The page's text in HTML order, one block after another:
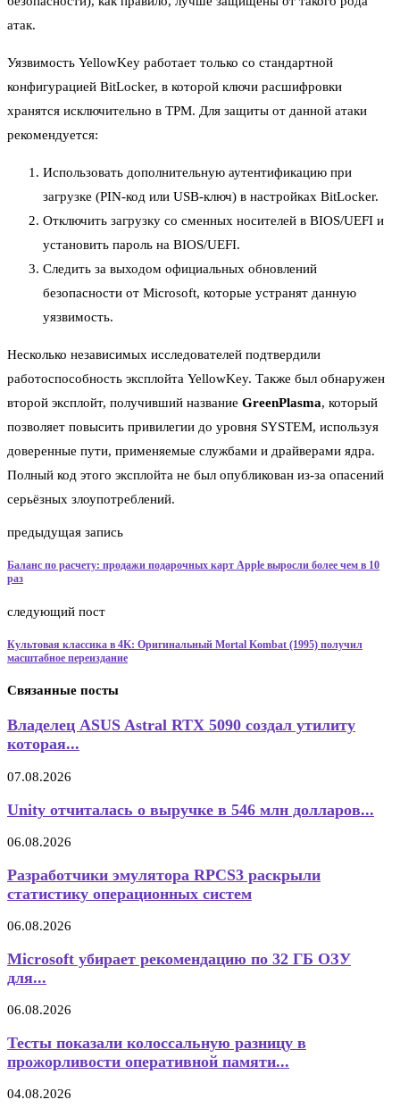
атак.
Уязвимость YellowKey работает только со стандартной
конфигурацией BitLocker, в которой ключи расшифровки
хранятся исключительно в TPM. Для защиты от данной атаки
рекомендуется:
Использовать дополнительную аутентификацию при
загрузке (PIN-код или USB-ключ) в настройках BitLocker.
Отключить загрузку со сменных носителей в BIOS/UEFI и
установить пароль на BIOS/UEFI.
Следить за выходом официальных обновлений
безопасности от Microsoft, которые устранят данную
уязвимость.
Несколько независимых исследователей подтвердили
работоспособность эксплойта YellowKey. Также был обнаружен
второй эксплойт, получивший название GreenPlasma, который
позволяет повысить привилегии до уровня SYSTEM, используя
доверенные пути, применяемые службами и драйверами ядра.
Полный код этого эксплойта не был опубликован из-за опасений
серьёзных злоупотреблений.
предыдущая запись
Баланс по расчету: продажи подарочных карт Apple выросли более чем в 10
раз
следующий пост
Культовая классика в 4K: Оригинальный Mortal Kombat (1995) получил
масштабное переиздание
Связанные посты
Владелец ASUS Astral RTX 5090 создал утилиту
которая...
07.08.2026
Unity отчиталась о выручке в 546 млн долларов...
06.08.2026
Разработчики эмулятора RPCS3 раскрыли
статистику операционных систем
06.08.2026
Microsoft убирает рекомендацию по 32 ГБ ОЗУ
для...
06.08.2026
Тесты показали колоссальную разницу в
прожорливости оперативной памяти...
04.08.2026